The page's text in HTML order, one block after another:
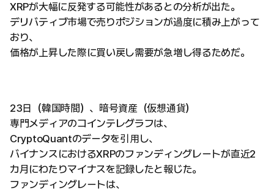
XRPが大幅に反発する可能性があるとの分析が出た。
デリバティブ市場で売りポジションが過度に積み上がって
おり、
価格が上昇した際に買い戻し需要が急増し得るためだ。
23日（韓国時間）、暗号資産（仮想通貨）
専門メディアのコインテレグラフは、
CryptoQuantのデータを引用し、
バイナンスにおけるXRPのファンディングレートが直近2
カ月にわたりマイナスを記録したと報じた。
ファンディングレートは、